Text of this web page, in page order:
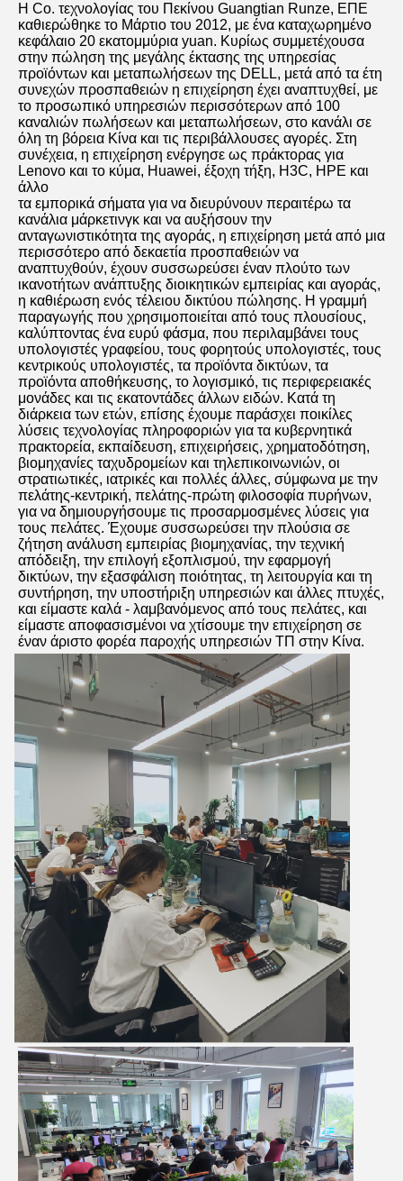
Η Co. τεχνολογίας του Πεκίνου Guangtian Runze, ΕΠΕ
καθιερώθηκε το Μάρτιο του 2012, με ένα καταχωρημένο
κεφάλαιο 20 εκατομμύρια yuan. Κυρίως συμμετέχουσα
στην πώληση της μεγάλης έκτασης της υπηρεσίας
προϊόντων και μεταπωλήσεων της DELL, μετά από τα έτη
συνεχών προσπαθειών η επιχείρηση έχει αναπτυχθεί, με
το προσωπικό υπηρεσιών περισσότερων από 100
καναλιών πωλήσεων και μεταπωλήσεων, στο κανάλι σε
όλη τη βόρεια Κίνα και τις περιβάλλουσες αγορές. Στη
συνέχεια, η επιχείρηση ενέργησε ως πράκτορας για
Lenovo και το κύμα, Huawei, έξοχη τήξη, H3C, HPE και
άλλο
τα εμπορικά σήματα για να διευρύνουν περαιτέρω τα
κανάλια μάρκετινγκ και να αυξήσουν την
ανταγωνιστικότητα της αγοράς, η επιχείρηση μετά από μια
περισσότερο από δεκαετία προσπαθειών να
αναπτυχθούν, έχουν συσσωρεύσει έναν πλούτο των
ικανοτήτων ανάπτυξης διοικητικών εμπειρίας και αγοράς,
η καθιέρωση ενός τέλειου δικτύου πώλησης. Η γραμμή
παραγωγής που χρησιμοποιείται από τους πλουσίους,
καλύπτοντας ένα ευρύ φάσμα, που περιλαμβάνει τους
υπολογιστές γραφείου, τους φορητούς υπολογιστές, τους
κεντρικούς υπολογιστές, τα προϊόντα δικτύων, τα
προϊόντα αποθήκευσης, το λογισμικό, τις περιφερειακές
μονάδες και τις εκατοντάδες άλλων ειδών. Κατά τη
διάρκεια των ετών, επίσης έχουμε παράσχει ποικίλες
λύσεις τεχνολογίας πληροφοριών για τα κυβερνητικά
πρακτορεία, εκπαίδευση, επιχειρήσεις, χρηματοδότηση,
βιομηχανίες ταχυδρομείων και τηλεπικοινωνιών, οι
στρατιωτικές, ιατρικές και πολλές άλλες, σύμφωνα με την
πελάτης-κεντρική, πελάτης-πρώτη φιλοσοφία πυρήνων,
για να δημιουργήσουμε τις προσαρμοσμένες λύσεις για
τους πελάτες. Έχουμε συσσωρεύσει την πλούσια σε
ζήτηση ανάλυση εμπειρίας βιομηχανίας, την τεχνική
απόδειξη, την επιλογή εξοπλισμού, την εφαρμογή
δικτύων, την εξασφάλιση ποιότητας, τη λειτουργία και τη
συντήρηση, την υποστήριξη υπηρεσιών και άλλες πτυχές,
και είμαστε καλά - λαμβανόμενος από τους πελάτες, και
είμαστε αποφασισμένοι να χτίσουμε την επιχείρηση σε
έναν άριστο φορέα παροχής υπηρεσιών ΤΠ στην Κίνα.